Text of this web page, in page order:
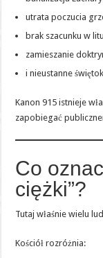
utrata poczucia
brak szacunku w
zamieszanie
i nieustanne
Kanon 915 istnieje
zapobiegać
Co
ciężki”?
Tutaj właśnie wielu
Kościół rozróżnia: